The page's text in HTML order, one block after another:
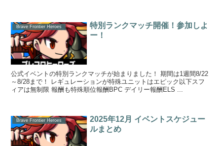
Brave Frontier Heroes
特別ランクマッチ開催！参加しよ
ー！
公式イベントの特別ランクマッチが始まりました！ 期間は1週間8/22
～8/28まで！ レギュレーションが特殊ユニットはエピック以下スフ
Brave Frontier Heroes
2025年12月 イベントスケジュー
ルまとめ